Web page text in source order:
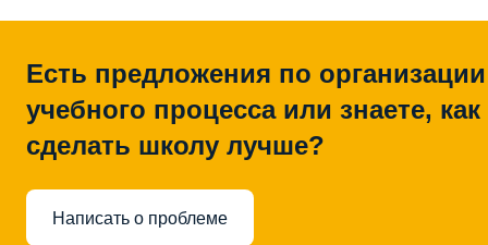
Есть предложения по организации
учебного процесса или знаете, как
сделать школу лучше?
Написать о проблеме